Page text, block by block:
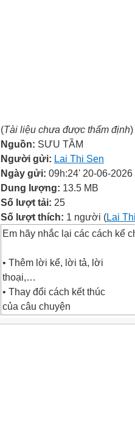
(Tài liệu chưa được thẩm định)
Nguồn: SƯU TẦM
Người gửi: Lai Thi Sen
Ngày gửi: 09h:24' 20-06-2026
Dung lượng: 13.5 MB
Số lượt tải: 25
Số lượt thích: 1 người (Lai
Em hãy nhắc lại các cách kể
• Thêm lời kể, lời tả, lời
thoại,…
• Thay đổi cách kết thúc
của câu chuyện